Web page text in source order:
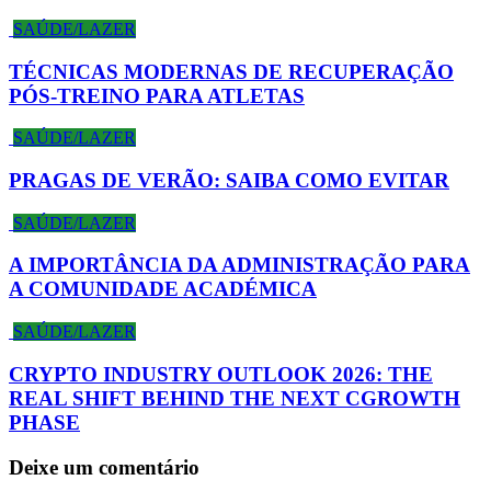
SAÚDE/LAZER
TÉCNICAS MODERNAS DE RECUPERAÇÃO
PÓS-TREINO PARA ATLETAS
SAÚDE/LAZER
PRAGAS DE VERÃO: SAIBA COMO EVITAR
SAÚDE/LAZER
A IMPORTÂNCIA DA ADMINISTRAÇÃO PARA
A COMUNIDADE ACADÉMICA
SAÚDE/LAZER
CRYPTO INDUSTRY OUTLOOK 2026: THE
REAL SHIFT BEHIND THE NEXT CGROWTH
PHASE
Deixe um comentário